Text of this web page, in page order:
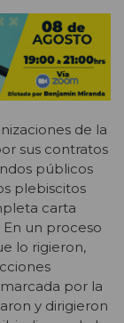
de la
sus contratos
públicos
plebiscitos
carta
un proceso
lo rigieron,
por la
y dirigieron